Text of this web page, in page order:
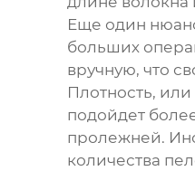
Еще один
больших
вручную, что
Плотность,
подойдет
пролежней.
количества